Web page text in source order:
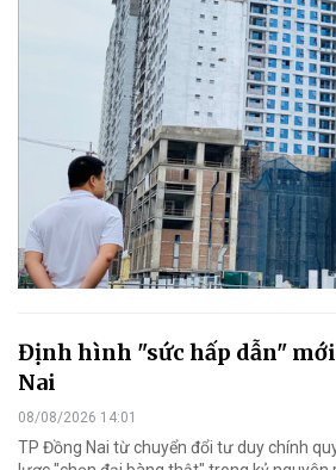
Định hình "sức hấp dẫn"
Nai
08/08/2026 14:01
TP Đồng Nai từ chuyển đổi tư duy chính